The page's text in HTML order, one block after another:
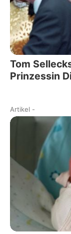
Tom
Prinzessin
Artikel -